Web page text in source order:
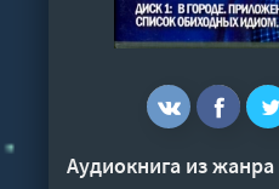
Аудиокнига из жанра